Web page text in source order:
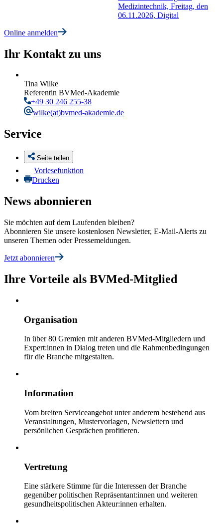
Medizintechnik, Freitag, den
06.11.2026, Digital
Online anmelden
Ihr Kontakt zu uns
Tina Wilke
Referentin BVMed-Akademie
+49 30 246 255-38
wilke(at)bvmed-akademie.de
Service
Seite teilen
Vorlesefunktion
Drucken
News abonnieren
Sie möchten auf dem Laufenden bleiben?
Abonnieren Sie unsere kostenlosen Newsletter, E-Mail-Alerts zu
unseren Themen oder Pressemeldungen.
Jetzt abonnieren
Ihre Vorteile als BVMed-Mitglied
Organisation
In über 80 Gremien mit anderen BVMed-Mitgliedern und
Expert:innen in Dialog treten und die Rahmenbedingungen
für die Branche mitgestalten.
Information
Vom breiten Serviceangebot unter anderem bestehend aus
Veranstaltungen, Mustervorlagen, Newslettern und
persönlichen Gesprächen profitieren.
Vertretung
Eine stärkere Stimme für die Interessen der Branche
gegenüber politischen Repräsentant:innen und weiteren
gesundheitspolitischen Akteur:innen erhalten.